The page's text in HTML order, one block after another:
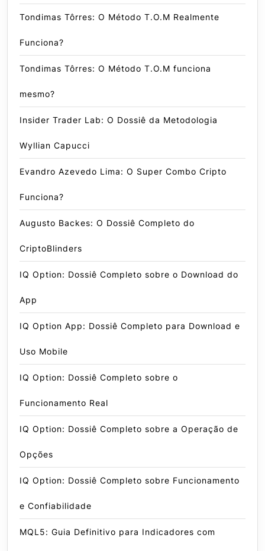
Tondimas Tôrres: O Método T.O.M Realmente
Funciona?
Tondimas Tôrres: O Método T.O.M funciona
mesmo?
Insider Trader Lab: O Dossiê da Metodologia
Wyllian Capucci
Evandro Azevedo Lima: O Super Combo Cripto
Funciona?
Augusto Backes: O Dossiê Completo do
CriptoBlinders
IQ Option: Dossiê Completo sobre o Download do
App
IQ Option App: Dossiê Completo para Download e
Uso Mobile
IQ Option: Dossiê Completo sobre o
Funcionamento Real
IQ Option: Dossiê Completo sobre a Operação de
Opções
IQ Option: Dossiê Completo sobre Funcionamento
e Confiabilidade
MQL5: Guia Definitivo para Indicadores com